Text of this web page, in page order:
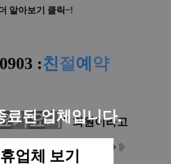
료된 업체입니다.
업체 보기
알아보기 클릭~!
:친절 예 약
기요기" 회원이라고
인적용 가능합니다 ❥ ❥